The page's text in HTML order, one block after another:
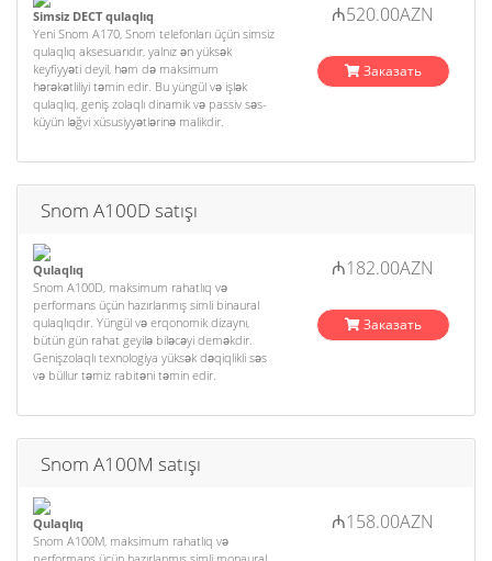
Simsiz DECT qulaqlıq
Yeni Snom A170, Snom telefonları üçün simsiz
qulaqlıq aksesuarıdır, yalnız ən yüksək
keyfiyyəti deyil, həm də maksimum
hərəkətliliyi təmin edir. Bu yüngül və işlək
qulaqlıq, geniş zolaqlı dinamik və passiv səs-
küyün ləğvi xüsusiyyətlərinə malikdir.
₼520.00AZN
Заказать
Snom A100D satışı
Qulaqlıq
Snom A100D, maksimum rahatlıq və
performans üçün hazırlanmış simli binaural
qulaqlıqdır. Yüngül və erqonomik dizaynı,
bütün gün rahat geyilə biləcəyi deməkdir.
Genişzolaqlı texnologiya yüksək dəqiqlikli səs
və büllur təmiz rabitəni təmin edir.
₼182.00AZN
Заказать
Snom A100M satışı
Qulaqlıq
Snom A100M, maksimum rahatlıq və
₼158.00AZN